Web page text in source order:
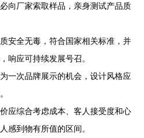
向厂家索取样品，亲身测试产品质
质安全无毒，符合国家相关标准，并
响应可持续发展号召。
一次品牌展示的机会，设计风格应
应综合考虑成本、客人接受度和心
感到物有所值的区间。